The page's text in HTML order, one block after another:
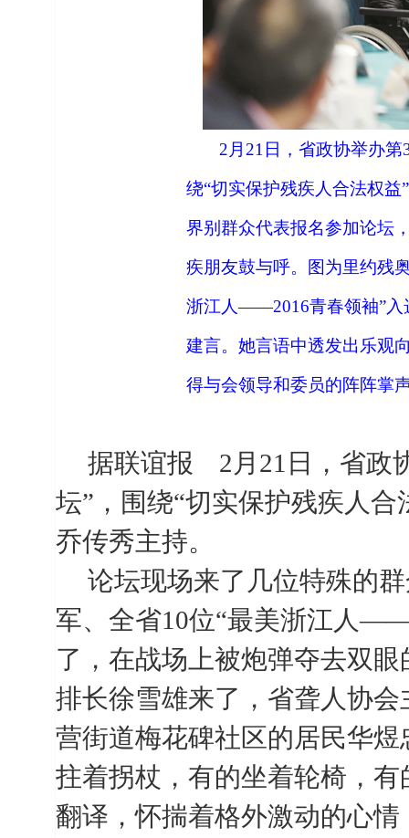
2 月 21 日，省政协举办第
绕“切实保护残疾人合法权
界别群众代表报名参加论坛
疾朋友鼓与呼。图为里约残
浙江人——2016青春领袖”
建言。她言语中透发出乐观
得与会领导和委员的阵阵掌
据联谊报 2 月 21 日，省政
坛”，围绕“切实保护残疾人
乔传秀主持。
论坛现场来了几位特殊的
军、全省10位“最美浙江人
了，在战场上被炮弹夺去双
排长徐雪雄来了，省聋人协
营街道梅花碑社区的居民华
拄着拐杖，有的坐着轮椅，
翻译，怀揣着格外激动的心情